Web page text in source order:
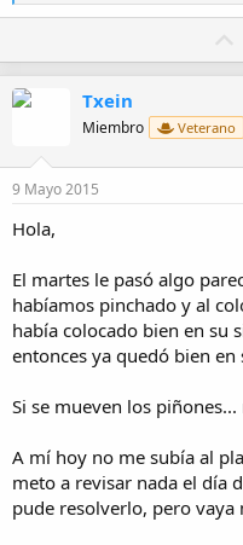
a
c
s
o
Txein
Miembro Veterano
9 Mayo 2015
Hola,
El martes le pasó algo
habíamos pinchado y al
había colocado bien en su
entonces ya quedó bien en
Si se mueven los
A mí hoy no me subía al
meto a revisar nada el día
pude resolverlo, pero vaya